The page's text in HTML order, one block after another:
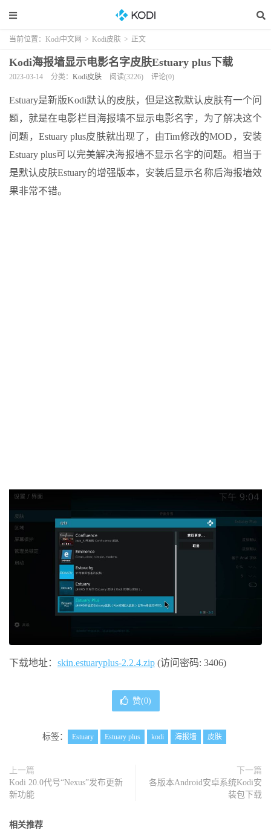
当前位置： Kodi中文网 > Kodi皮肤 > 正文
Kodi海报墙显示电影名字皮肤Estuary plus下载
2023-03-14 分类： Kodi皮肤 阅读(3226) 评论(0)
Estuary是新版Kodi默认的皮肤，但是这款默认皮肤有一个问
题，就是在电影栏目海报墙不显示电影名字，为了解决这个
问题，Estuary plus皮肤就出现了，由Tim修改的MOD，安装
Estuary plus可以完美解决海报墙不显示名字的问题。相当于
是默认皮肤Estuary的增强版本，安装后显示名称后海报墙效
果非常不错。
下载地址： skin.estuaryplus-2.2.4.zip (访问密码: 3406)
赞(0)
标签： Estuary Estuary plus kodi 海报墙 皮肤
上一篇
Kodi 20.0代号“Nexus”发布更新
新功能
下一篇
各版本Android安卓系统Kodi安
装包下载
相关推荐